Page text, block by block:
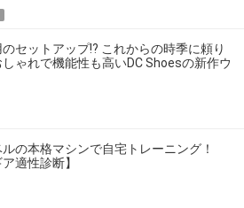
セットアップ!? これからの時季に頼り
ゃれで機能性も高いDC Shoesの新作ウ
の本格マシンで自宅トレーニング！
ア適性診断】